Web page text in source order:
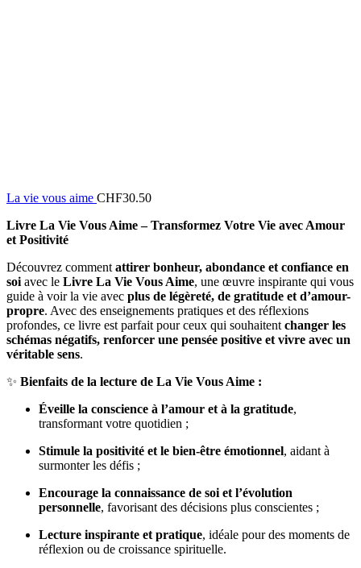
La vie vous aime CHF30.50
Livre La Vie Vous Aime – Transformez Votre Vie avec Amour
et Positivité
Découvrez comment attirer bonheur, abondance et confiance en
soi avec le Livre La Vie Vous Aime, une œuvre inspirante qui vous
guide à voir la vie avec plus de légèreté, de gratitude et d’amour-
propre. Avec des enseignements pratiques et des réflexions
profondes, ce livre est parfait pour ceux qui souhaitent changer les
schémas négatifs, renforcer une pensée positive et vivre avec un
véritable sens.
✨ Bienfaits de la lecture de La Vie Vous Aime :
Éveille la conscience à l’amour et à la gratitude,
transformant votre quotidien ;
Stimule la positivité et le bien-être émotionnel, aidant à
surmonter les défis ;
Encourage la connaissance de soi et l’évolution
personnelle, favorisant des décisions plus conscientes ;
Lecture inspirante et pratique, idéale pour des moments de
réflexion ou de croissance spirituelle.